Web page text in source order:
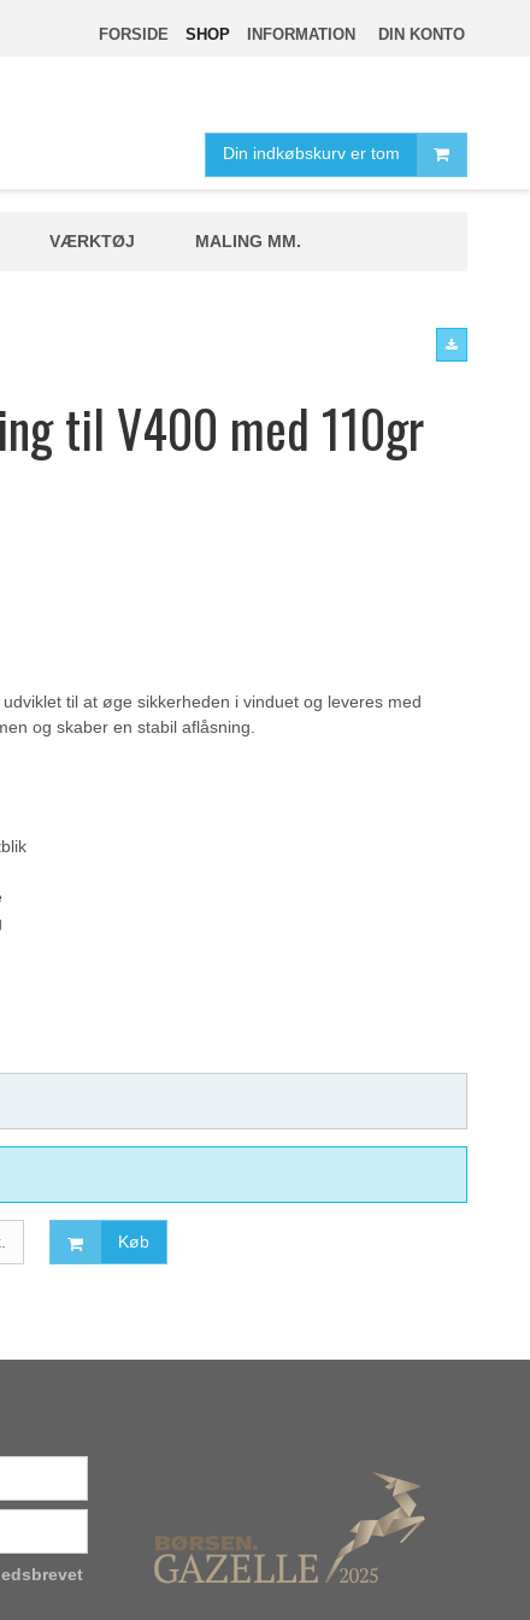
FORSIDE SHOP INFORMATION DIN KONTO
Din indkøbskurv er tom
VÆRKTØJ MALING MM.
til V400 med 110gr
til at øge sikkerheden i vinduet og leveres med
og skaber en stabil aflåsning.
Køb